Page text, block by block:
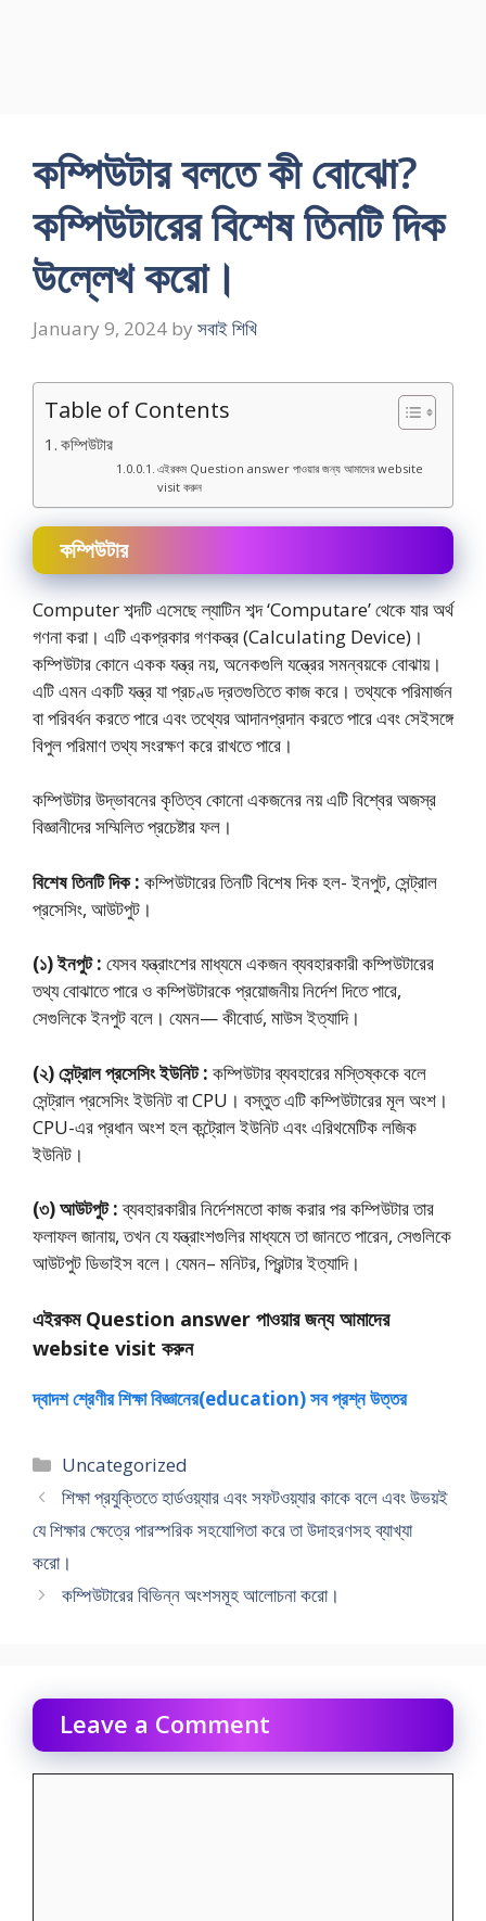
কম্পিউটার বলতে কী বােঝাে?
কম্পিউটারের বিশেষ তিনটি দিক
উল্লেখ করাে।
January 9, 2024 by সবাই শিখি
Table of Contents
কম্পিউটার
এইরকম Question answer পাওয়ার জন্য আমাদের website
visit করুন
কম্পিউটার
Computer শব্দটি এসেছে ল্যাটিন শব্দ ‘Computare’ থেকে যার অর্থ
গণনা করা। এটি একপ্রকার গণকন্ত্র (Calculating Device)।
কম্পিউটার কোনে একক যন্ত্র নয়, অনেকগুলি যন্ত্রের সমন্বয়কে বােঝায়।
এটি এমন একটি যন্ত্র যা প্রচণ্ড দ্রতগুতিতে কাজ করে। তথ্যকে পরিমার্জন
বা পরিবর্ধন করতে পারে এবং তথ্যের আদানপ্রদান করতে পারে এবং সেইসঙ্গে
বিপুল পরিমাণ তথ্য সংরক্ষণ করে রাখতে পারে।
কম্পিউটার উদ্ভাবনের কৃতিত্ব কোনাে একজনের নয় এটি বিশ্বের অজস্র
বিজ্ঞানীদের সম্মিলিত প্রচেষ্টার ফল।
বিশেষ তিনটি দিক : কম্পিউটারের তিনটি বিশেষ দিক হল- ইনপুট, সেন্ট্রাল
প্রসেসিং, আউটপুট।
(১) ইনপুট : যেসব যন্ত্রাংশের মাধ্যমে একজন ব্যবহারকারী কম্পিউটারের
তথ্য বােঝাতে পারে ও কম্পিউটারকে প্রয়ােজনীয় নির্দেশ দিতে পারে,
সেগুলিকে ইনপুট বলে। যেমন— কীবোর্ড, মাউস ইত্যাদি।
(২) সেন্ট্রাল প্রসেসিং ইউনিট : কম্পিউটার ব্যবহারের মস্তিষ্ককে বলে
সেন্ট্রাল প্রসেসিং ইউনিট বা CPU। বস্তুত এটি কম্পিউটারের মূল অংশ।
CPU-এর প্রধান অংশ হল কন্ট্রোল ইউনিট এবং এরিথমেটিক লজিক
ইউনিট।
(৩) আউটপুট :ব্যবহারকারীর নির্দেশমতাে কাজ করার পর কম্পিউটার তার
ফলাফল জানায়, তখন যে যন্ত্রাংশগুলির মাধ্যমে তা জানতে পারেন, সেগুলিকে
আউটপুট ডিভাইস বলে। যেমন– মনিটর, প্রিন্টার ইত্যাদি।
এইরকম Question answer পাওয়ার জন্য আমাদের
website visit করুন
দ্বাদশ শ্রেণীর শিক্ষা বিজ্ঞানের(education) সব প্রশ্ন উত্তর
Categories
Uncategorized
শিক্ষা প্রযুক্তিতে হার্ডওয়্যার এবং সফটওয়্যার কাকে বলে এবং উভয়ই
যে শিক্ষার ক্ষেত্রে পারস্পরিক সহযােগিতা করে তা উদাহরণসহ ব্যাখ্যা
করো।
কম্পিউটারের বিভিন্ন অংশসমূহ আলােচনা করাে।
Leave a Comment